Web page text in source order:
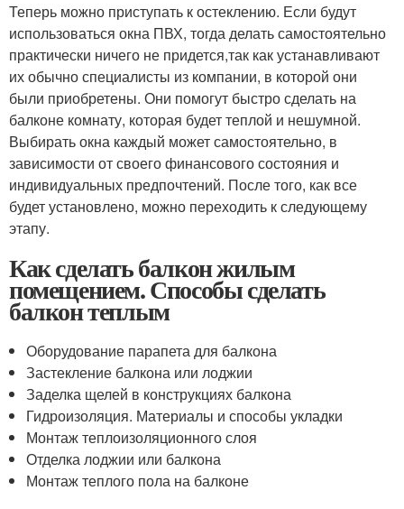
Теперь можно приступать к остеклению. Если будут
использоваться окна ПВХ, тогда делать самостоятельно
практически ничего не придется,так как устанавливают
их обычно специалисты из компании, в которой они
были приобретены. Они помогут быстро сделать на
балконе комнату, которая будет теплой и нешумной.
Выбирать окна каждый может самостоятельно, в
зависимости от своего финансового состояния и
индивидуальных предпочтений. После того, как все
будет установлено, можно переходить к следующему
этапу.
Как сделать балкон жилым
помещением. Способы сделать
балкон теплым
Оборудование парапета для балкона
Застекление балкона или лоджии
Заделка щелей в конструкциях балкона
Гидроизоляция. Материалы и способы укладки
Монтаж теплоизоляционного слоя
Отделка лоджии или балкона
Монтаж теплого пола на балконе